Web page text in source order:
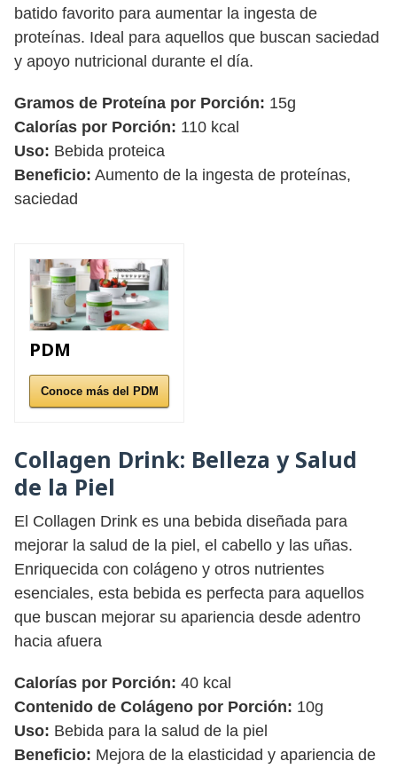
batido favorito para aumentar la ingesta de
proteínas. Ideal para aquellos que buscan saciedad
y apoyo nutricional durante el día.
Gramos de Proteína por Porción: 15g
Calorías por Porción: 110 kcal
Uso: Bebida proteica
Beneficio: Aumento de la ingesta de proteínas,
saciedad
PDM
Conoce más del PDM
Collagen Drink: Belleza y Salud
de la Piel
El Collagen Drink es una bebida diseñada para
mejorar la salud de la piel, el cabello y las uñas.
Enriquecida con colágeno y otros nutrientes
esenciales, esta bebida es perfecta para aquellos
que buscan mejorar su apariencia desde adentro
hacia afuera
Calorías por Porción: 40 kcal
Contenido de Colágeno por Porción: 10g
Uso: Bebida para la salud de la piel
Beneficio: Mejora de la elasticidad y apariencia de